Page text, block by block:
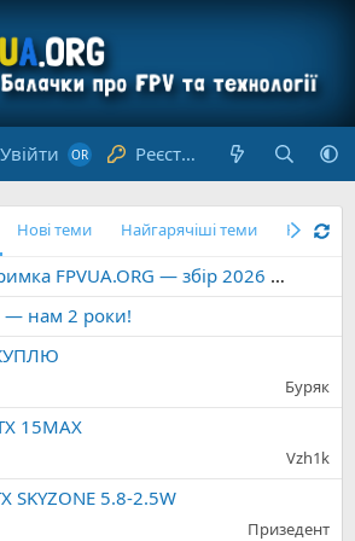
Увійти Реєстрація
Нові теми Найгарячіші теми
— збір 2026 на хостинг, домен та розвиток форуму
— нам 2 роки!
Буряк
15MAX
Vzh1k
SKYZONE 5.8-2.5W
Призедент